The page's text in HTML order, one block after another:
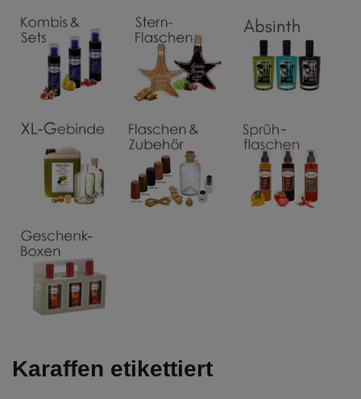
Karaffen etikettiert